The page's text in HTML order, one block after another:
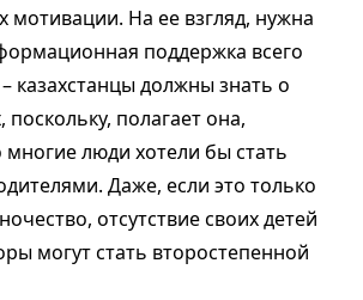
мотивации. На ее взгляд, нужна
поддержка всего
казахстанцы должны знать о
полагает она,
люди хотели бы стать
Даже, если это только
отсутствие своих детей
могут стать второстепенной